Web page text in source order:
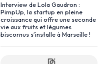
Interview de Lola Gaudron :
PimpUp, la startup en pleine
croissance qui offre une seconde
vie aux fruits et légumes
biscornus s’installe à Marseille !